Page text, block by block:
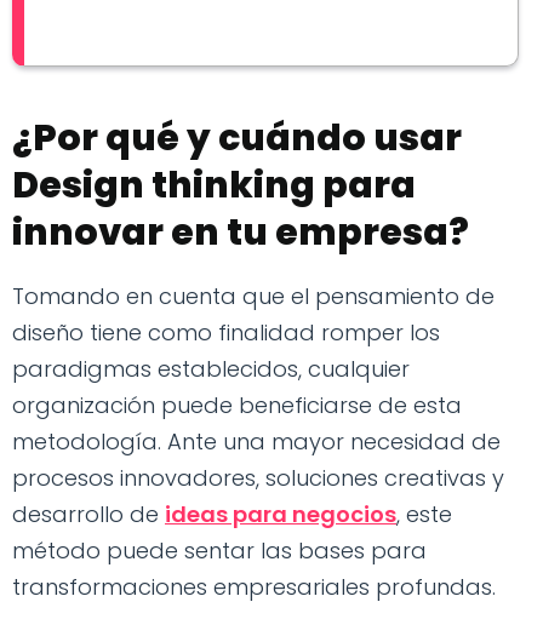
¿Por qué y cuándo usar
Design thinking para
innovar en tu empresa?
Tomando en cuenta que el pensamiento de
diseño tiene como finalidad romper los
paradigmas establecidos, cualquier
organización puede beneficiarse de esta
metodología. Ante una mayor necesidad de
procesos innovadores, soluciones creativas y
desarrollo de ideas para negocios, este
método puede sentar las bases para
transformaciones empresariales profundas.